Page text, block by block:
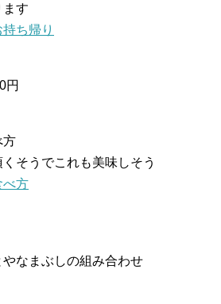
ます
円
方
そうでこれも美味しそう
なまぶしの組み合わせ